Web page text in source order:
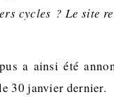
cycles ? Le site
a ainsi été
30 janvier dernier.